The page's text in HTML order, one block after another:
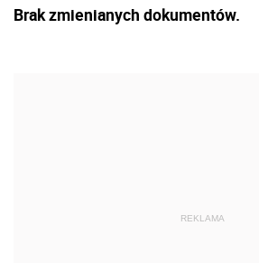
Brak zmienianych dokumentów.